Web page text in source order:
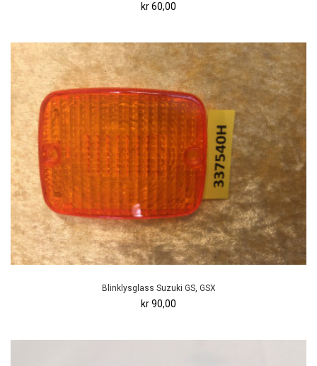
kr 60,00
Blinklysglass Suzuki GS, GSX
kr 90,00